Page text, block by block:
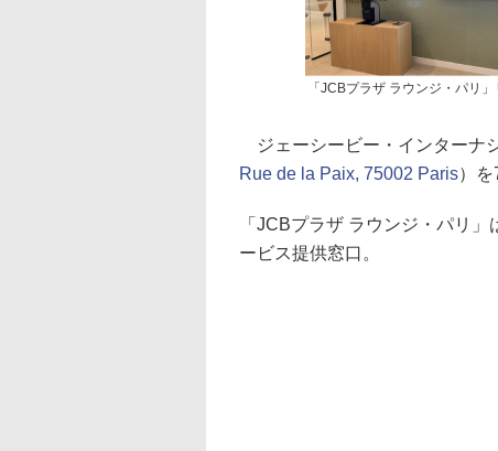
「JCBプラザ ラウンジ・パリ
ジェーシービー・インターナ
Rue de la Paix, 75002 Paris）
「JCBプラザ ラウンジ・パリ
ービス提供窓口。